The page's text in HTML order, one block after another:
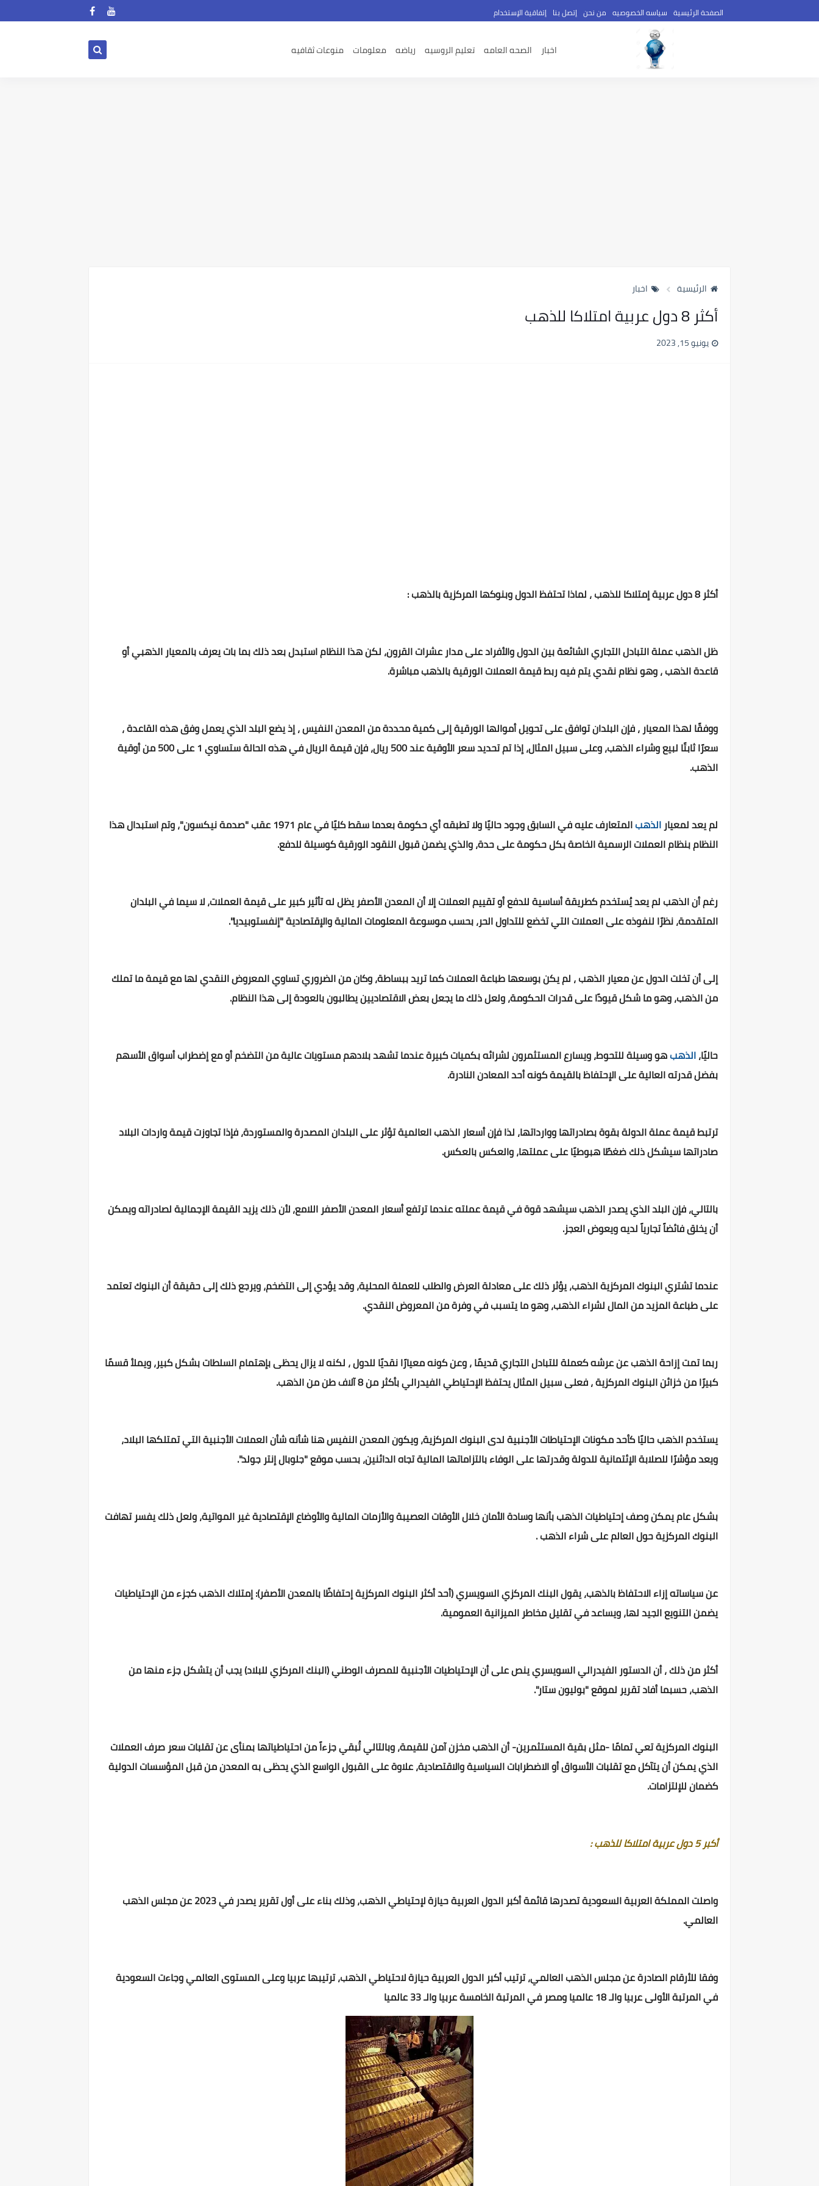
الصفحة الرئيسية سياسه الخصوصيه من نحن إتصل بنا إتفاقية الإستخدام
اخبار الصحه العامه تعليم الروسيه رياضه معلومات منوعات ثقافيه
الرئيسية اخبار
أكثر 8 دول عربية امتلاكا للذهب
يونيو 15, 2023
أكثر 8 دول عربية إمتلاكا للذهب ، لماذا تحتفظ الدول وبنوكها المركزية بالذهب :
ظل الذهب عملة التبادل التجاري الشائعة بين الدول والأفراد على مدار عشرات القرون، لكن هذا النظام استبدل بعد ذلك بما بات يعرف بالمعيار الذهبي أو
قاعدة الذهب ، وهو نظام نقدي يتم فيه ربط قيمة العملات الورقية بالذهب مباشرة.
ووفقًا لهذا المعيار ، فإن البلدان توافق على تحويل أموالها الورقية إلى كمية محددة من المعدن النفيس ، إذ يضع البلد الذي يعمل وفق هذه القاعدة ،
سعرًا ثابتًا لبيع وشراء الذهب، وعلى سبيل المثال، إذا تم تحديد سعر الأوقية عند 500 ريال، فإن قيمة الريال في هذه الحالة ستساوي 1 على 500 من أوقية
الذهب.
لم يعد لمعيارالذهب
المتعارف عليه في السابق وجود حاليًا ولا تطبقه أي حكومة بعدما سقط كليًا في عام 1971 عقب "صدمة نيكسون"، وتم استبدال هذا
النظام بنظام العملات الرسمية الخاصة بكل حكومة على حدة، والذي يضمن قبول النقود الورقية كوسيلة للدفع.
رغم أن الذهب لم يعد يُستخدم كطريقة أساسية للدفع أو تقييم العملات إلا أن المعدن الأصفر يظل له تأثير كبير على قيمة العملات، لا سيما في البلدان
المتقدمة، نظرًا لنفوذه على العملات التي تخضع للتداول الحر، بحسب موسوعة المعلومات المالية والإقتصادية "إنفستوبيديا".
إلى أن تخلت الدول عن معيار الذهب ، لم يكن بوسعها طباعة العملات كما تريد ببساطة، وكان من الضروري تساوي المعروض النقدي لها مع قيمة ما تملك
من الذهب، وهو ما شكل قيودًا على قدرات الحكومة، ولعل ذلك ما يجعل بعض الاقتصاديين يطالبون بالعودة إلى هذا النظام.
حاليًا،الذهبهو وسيلة للتحوط، ويسارع المستثمرون لشرائه بكميات كبيرة عندما تشهد بلادهم مستويات عالية من التضخم أو مع إضطراب أسواق الأسهم
بفضل قدرته العالية على الإحتفاظ بالقيمة كونه أحد المعادن النادرة.
ترتبط قيمة عملة الدولة بقوة بصادراتها ووارداتها، لذا فإن أسعار الذهب العالمية تؤثر على البلدان المصدرة والمستوردة، فإذا تجاوزت قيمة واردات البلاد
صادراتها سيشكل ذلك ضغطًا هبوطيًا على عملتها، والعكس بالعكس.
بالتالي، فإن البلد الذي يصدر الذهب سيشهد قوة في قيمة عملته عندما ترتفع أسعار المعدن الأصفر اللامع، لأن ذلك يزيد القيمة الإجمالية لصادراته ويمكن
أن يخلق فائضاً تجارياً لديه ويعوض العجز.
عندما تشتري البنوك المركزية الذهب، يؤثر ذلك على معادلة العرض والطلب للعملة المحلية، وقد يؤدي إلى التضخم، ويرجع ذلك إلى حقيقة أن البنوك تعتمد
على طباعة المزيد من المال لشراء الذهب، وهو ما يتسبب في وفرة من المعروض النقدي.
ربما تمت إزاحة الذهب عن عرشه كعملة للتبادل التجاري قديمًا ، وعن كونه معيارًا نقديًا للدول ، لكنه لا يزال يحظى بإهتمام السلطات بشكل كبير، ويملأ قسمًا
كبيرًا من خزائن البنوك المركزية ، فعلى سبيل المثال يحتفظ الإحتياطي الفيدرالي بأكثر من 8 آلاف طن من الذهب.
يستخدم الذهب حاليًا كأحد مكونات الإحتياطات الأجنبية لدى البنوك المركزية، ويكون المعدن النفيس هنا شأنه شأن العملات الأجنبية التي تمتلكها البلاد،
ويعد مؤشرًا للصلابة الإئتمانية للدولة وقدرتها على الوفاء بالتزاماتها المالية تجاه الدائنين، بحسب موقع "جلوبال إنتر جولد".
بشكل عام يمكن وصف إحتياطيات الذهب بأنها وسادة الأمان خلال الأوقات العصيبة والأزمات المالية والأوضاع الإقتصادية غير المواتية، ولعل ذلك يفسر تهافت
البنوك المركزية حول العالم على شراء الذهب .
عن سياساته إزاء الاحتفاظ بالذهب، يقول البنك المركزي السويسري (أحد أكثر البنوك المركزية إحتفاظًا بالمعدن الأصفر): إمتلاك الذهب كجزء من الإحتياطيات
يضمن التنويع الجيد لها، ويساعد في تقليل مخاطر الميزانية العمومية.
أكثر من ذلك ، أن الدستور الفيدرالي السويسري ينص على أن الإحتياطيات الأجنبية للمصرف الوطني (البنك المركزي للبلاد) يجب أن يتشكل جزء منها من
الذهب، حسبما أفاد تقرير لموقع "بوليون ستار".
البنوك المركزية تعي تمامًا -مثل بقية المستثمرين- أن الذهب مخزن آمن للقيمة، وبالتالي تُبقي جزءاً من احتياطياتها بمنأى عن تقلبات سعر صرف العملات
الذي يمكن أن يتآكل مع تقلبات الأسواق أو الاضطرابات السياسية والاقتصادية، علاوة على القبول الواسع الذي يحظى به المعدن من قبل المؤسسات الدولية
كضمان للإلتزامات.
أكبر 5 دول عربية امتلاكا للذهب :
واصلت المملكة العربية السعودية تصدرها قائمة أكبر الدول العربية حيازة لإحتياطي الذهب، وذلك بناء على أول تقرير يصدر في 2023 عن مجلس الذهب
العالمي.
وفقا للأرقام الصادرة عن مجلس الذهب العالمي، ترتيب أكبر الدول العربية حيازة لاحتياطي الذهب، ترتيبها عربيا وعلى المستوى العالمي وجاءت السعودية
في المرتبة الأولى عربيا والـ 18 عالميا ومصر في المرتبة الخامسة عربيا والـ 33 عالميا